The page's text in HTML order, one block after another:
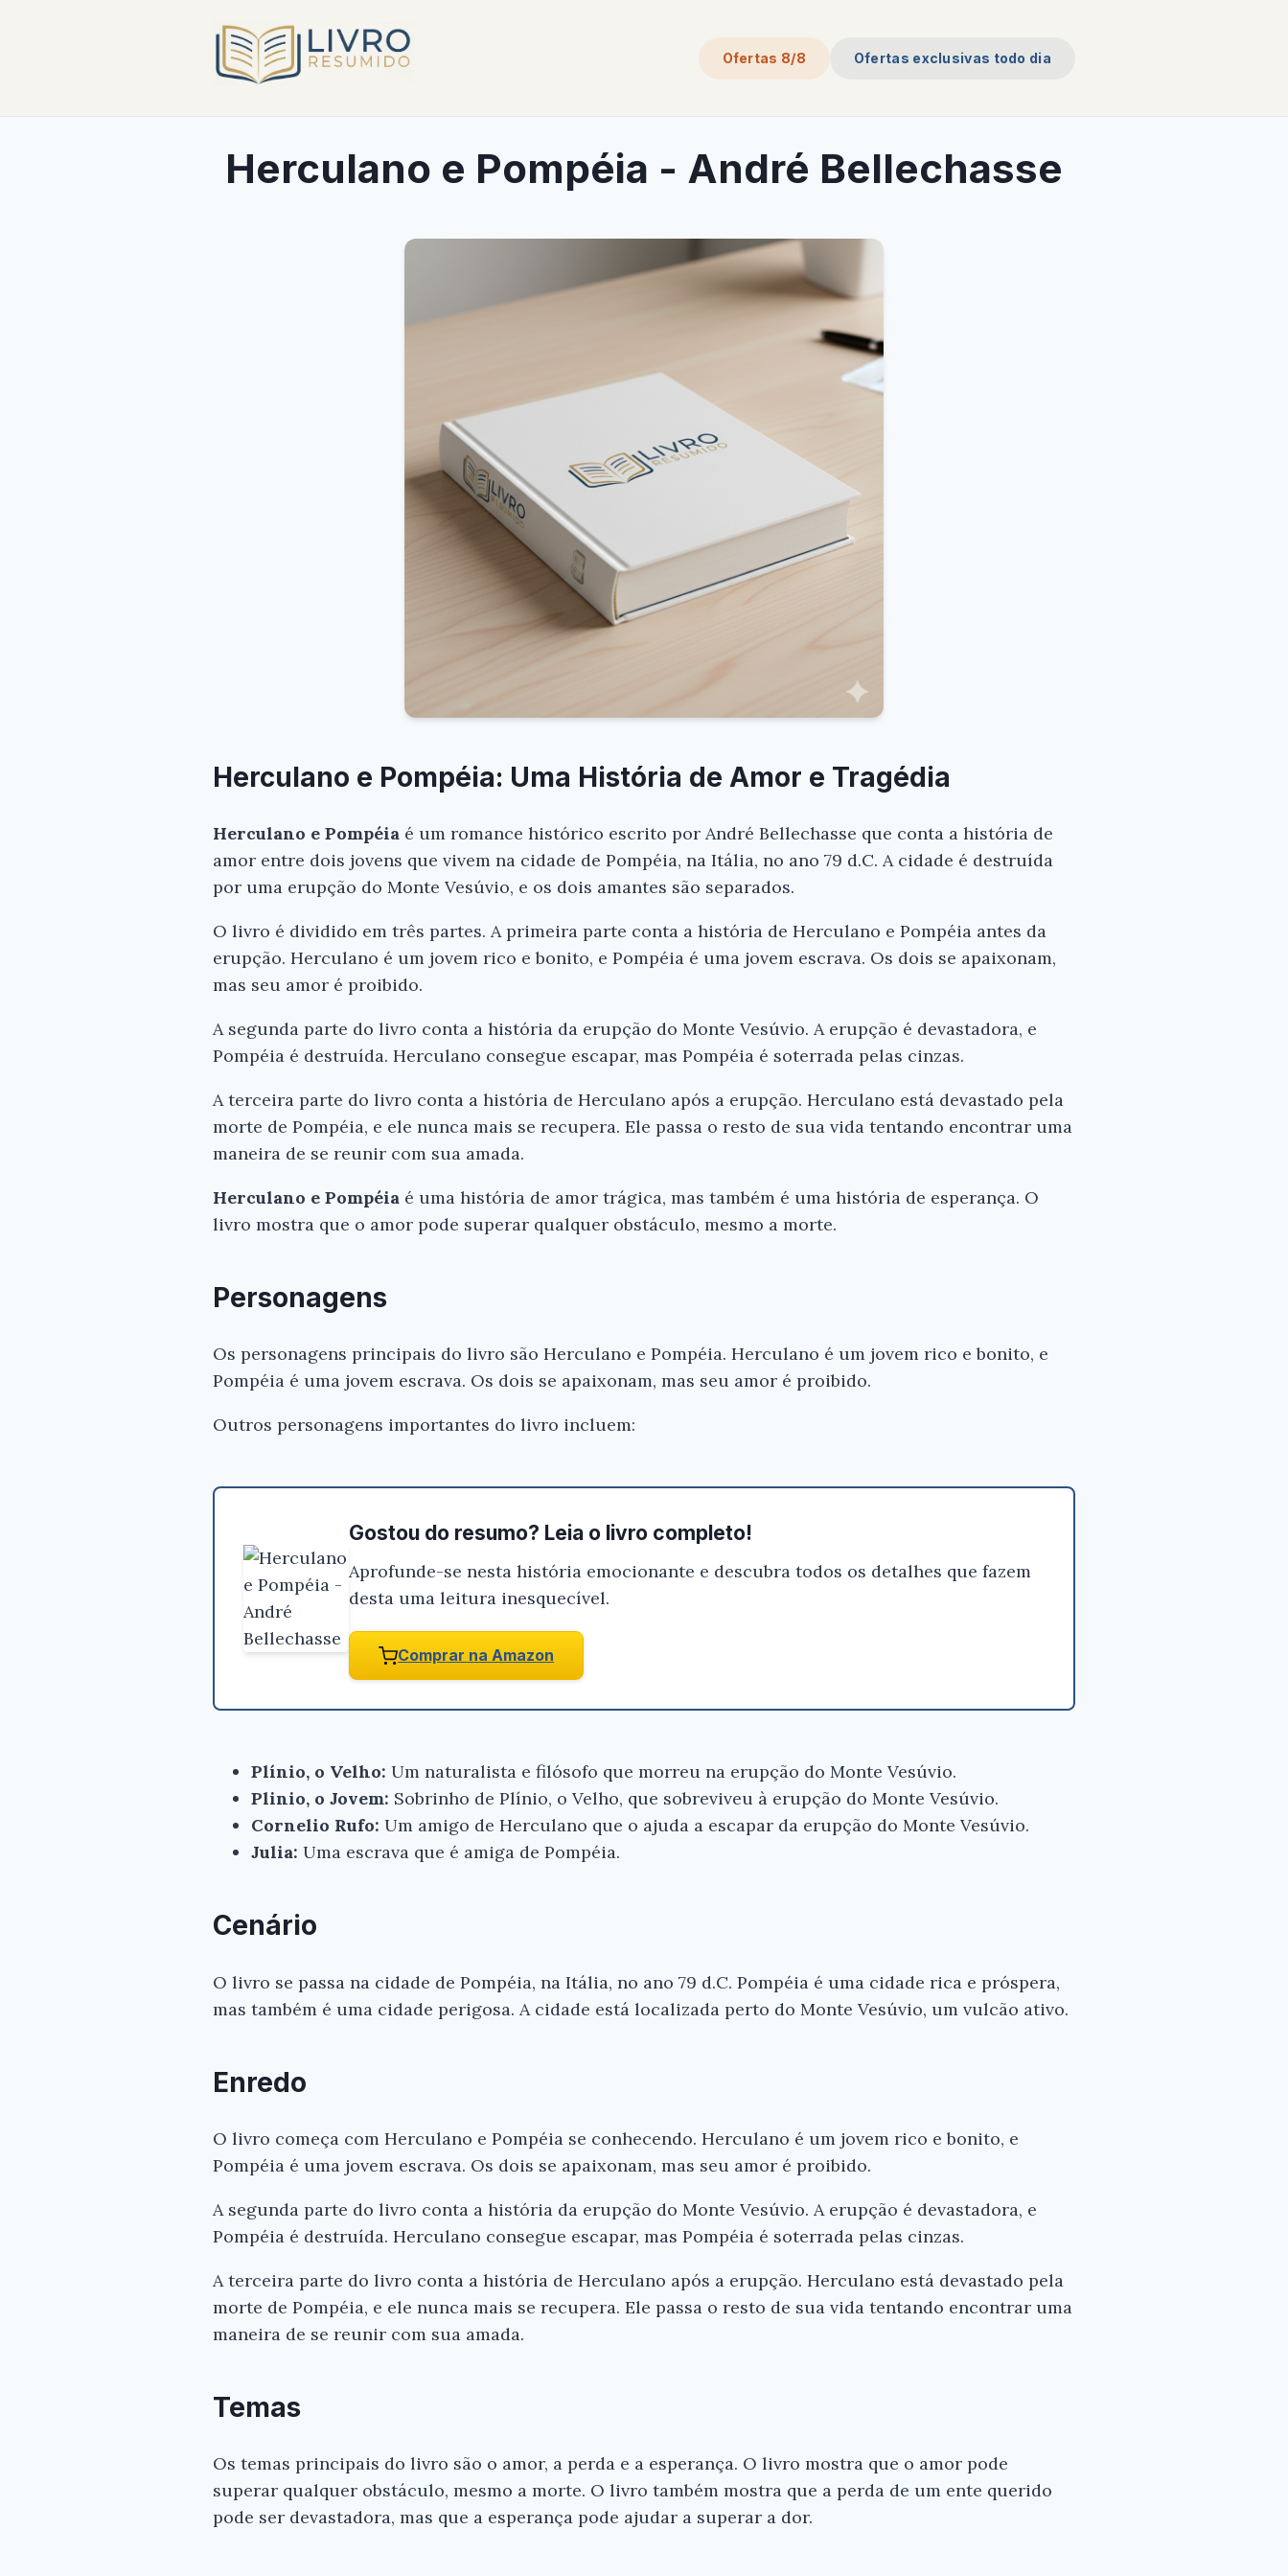
Ofertas 8/8 Ofertas exclusivas todo dia
Herculano e Pompéia - André Bellechasse
Herculano e Pompéia: Uma História de Amor e Tragédia
Herculano e Pompéia é um romance histórico escrito por André Bellechasse que conta a história de
amor entre dois jovens que vivem na cidade de Pompéia, na Itália, no ano 79 d.C. A cidade é destruída
por uma erupção do Monte Vesúvio, e os dois amantes são separados.
O livro é dividido em três partes. A primeira parte conta a história de Herculano e Pompéia antes da
erupção. Herculano é um jovem rico e bonito, e Pompéia é uma jovem escrava. Os dois se apaixonam,
mas seu amor é proibido.
A segunda parte do livro conta a história da erupção do Monte Vesúvio. A erupção é devastadora, e
Pompéia é destruída. Herculano consegue escapar, mas Pompéia é soterrada pelas cinzas.
A terceira parte do livro conta a história de Herculano após a erupção. Herculano está devastado pela
morte de Pompéia, e ele nunca mais se recupera. Ele passa o resto de sua vida tentando encontrar uma
maneira de se reunir com sua amada.
Herculano e Pompéia é uma história de amor trágica, mas também é uma história de esperança. O
livro mostra que o amor pode superar qualquer obstáculo, mesmo a morte.
Personagens
Os personagens principais do livro são Herculano e Pompéia. Herculano é um jovem rico e bonito, e
Pompéia é uma jovem escrava. Os dois se apaixonam, mas seu amor é proibido.
Outros personagens importantes do livro incluem:
Gostou do resumo? Leia o livro completo!
Aprofunde-se nesta história emocionante e descubra todos os detalhes que fazem
desta uma leitura inesquecível.
Comprar na Amazon
Plínio, o Velho: Um naturalista e filósofo que morreu na erupção do Monte Vesúvio.
Plinio, o Jovem: Sobrinho de Plínio, o Velho, que sobreviveu à erupção do Monte Vesúvio.
Cornelio Rufo: Um amigo de Herculano que o ajuda a escapar da erupção do Monte Vesúvio.
Julia: Uma escrava que é amiga de Pompéia.
Cenário
O livro se passa na cidade de Pompéia, na Itália, no ano 79 d.C. Pompéia é uma cidade rica e próspera,
mas também é uma cidade perigosa. A cidade está localizada perto do Monte Vesúvio, um vulcão ativo.
Enredo
O livro começa com Herculano e Pompéia se conhecendo. Herculano é um jovem rico e bonito, e
Pompéia é uma jovem escrava. Os dois se apaixonam, mas seu amor é proibido.
A segunda parte do livro conta a história da erupção do Monte Vesúvio. A erupção é devastadora, e
Pompéia é destruída. Herculano consegue escapar, mas Pompéia é soterrada pelas cinzas.
A terceira parte do livro conta a história de Herculano após a erupção. Herculano está devastado pela
morte de Pompéia, e ele nunca mais se recupera. Ele passa o resto de sua vida tentando encontrar uma
maneira de se reunir com sua amada.
Temas
Os temas principais do livro são o amor, a perda e a esperança. O livro mostra que o amor pode
superar qualquer obstáculo, mesmo a morte. O livro também mostra que a perda de um ente querido
pode ser devastadora, mas que a esperança pode ajudar a superar a dor.
criamos
resumos para
que você tenha
Bellechasse